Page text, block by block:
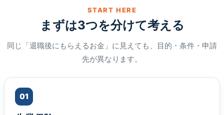
START HERE
まずは3つを分けて考える
同じ「退職後にもらえるお金」に見えても、目的・条件・申請
先が異なります。
01